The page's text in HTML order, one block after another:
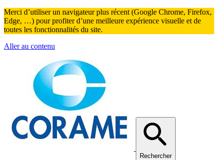
Merci d’utiliser un navigateur plus récent (Google Chrome, Firefox,
Edge, …) pour profiter d’une meilleure expérience visuelle et de
toutes les fonctionnalités du site.
Aller au contenu
Rechercher